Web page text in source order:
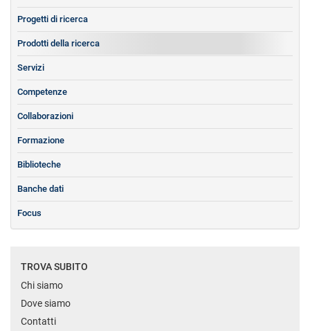
Progetti di ricerca
Prodotti della ricerca
Servizi
Competenze
Collaborazioni
Formazione
Biblioteche
Banche dati
Focus
TROVA SUBITO
Chi siamo
Dove siamo
Contatti